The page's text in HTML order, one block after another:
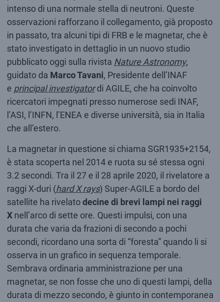
intenso di una normale stella di neutroni. Queste
osservazioni rafforzano il collegamento, già proposto
in passato, tra alcuni tipi di FRB e le magnetar, che è
stato investigato in dettaglio in un nuovo studio
pubblicato oggi sulla rivista Nature Astronomy,
guidato da Marco Tavani, Presidente dell’INAF
e principal investigatordi AGILE, che ha coinvolto
ricercatori impegnati presso numerose sedi INAF,
l’ASI, l’INFN, l’ENEA e diverse università, sia in Italia
che all’estero.
La magnetar in questione si chiama SGR1935+2154,
è stata scoperta nel 2014 e ruota su sé stessa ogni
3.2 secondi. Tra il 27 e il 28 aprile 2020, il rivelatore a
raggi X-duri (hard X rays) Super-AGILE a bordo del
satellite ha rivelatodecine di brevi lampi nei raggi
Xnell’arco di sette ore. Questi impulsi, con una
durata che varia da frazioni di secondo a pochi
secondi, ricordano una sorta di “foresta” quando li si
osserva in un grafico in sequenza temporale.
Sembrava ordinaria amministrazione per una
magnetar, se non fosse che uno di questi lampi, della
durata di mezzo secondo, è giunto in contemporanea